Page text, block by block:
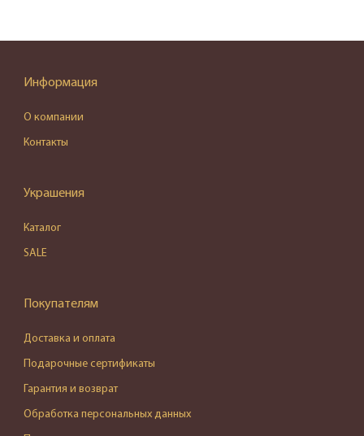
Информация
О компании
Контакты
Украшения
Каталог
SALE
Покупателям
Доставка и оплата
Подарочные сертификаты
Гарантия и возврат
Обработка персональных данных